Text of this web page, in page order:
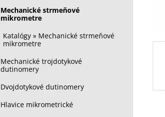
Mechanické strmeňové
mikrometre
Katalógy » Mechanické strmeňové
mikrometre
Mechanické trojdotykové
dutinomery
Dvojdotykové dutinomery
Hlavice mikrometrické